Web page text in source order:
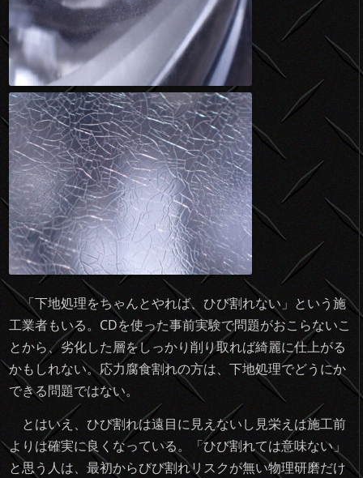
「下地処理をちゃんとやれば、ひび割れない」という施
工業者もいる。CDを使った事前実験で問題がおこらないこ
とから、劣化した層をしっかり削り取れば綺麗に仕上がる
かもしれない。応力腐食割れの方は、下地処理でどうにか
できる問題ではない。
とはいえ、ひび割れは遠目に見えないし見栄えは施工前
よりは確実に良くなっている。「ひび割れては意味ない」
と思う人は、最初からびび割れリスクが無い物理研磨だけ